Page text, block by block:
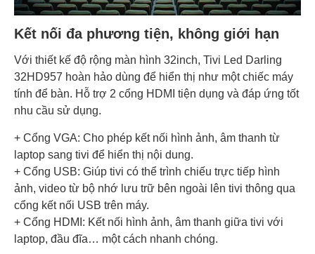
Kết nối đa phương tiện, không giới hạn
Với thiết kế độ rộng màn hình 32inch, Tivi Led Darling
32HD957 hoàn hảo dùng để hiển thị như một chiếc máy
tính để bàn. Hỗ trợ 2 cổng HDMI tiện dụng và đáp ứng tốt
nhu cầu sử dụng.
+ Cổng VGA: Cho phép kết nối hình ảnh, âm thanh từ
laptop sang tivi để hiển thị nội dung.
+ Cổng USB: Giúp tivi có thể trình chiếu trực tiếp hình
ảnh, video từ bộ nhớ lưu trữ bên ngoài lên tivi thông qua
cổng kết nối USB trên máy.
+ Cổng HDMI: Kết nối hình ảnh, âm thanh giữa tivi với
laptop, đầu đĩa… một cách nhanh chóng.